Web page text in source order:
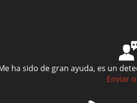
ha sido de gran ayuda, es un
Enviar